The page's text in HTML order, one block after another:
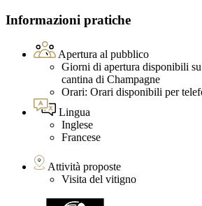
Informazioni pratiche
Apertura al pubblico
Giorni di apertura disponibili su
cantina di Champagne
Orari: Orari disponibili per
Lingua
Inglese
Francese
Attività proposte
Visita del vitigno